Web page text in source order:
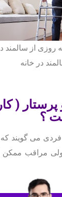
روزی از سالمند
در خانه
(
؟
می گویند
مراقب ممکن